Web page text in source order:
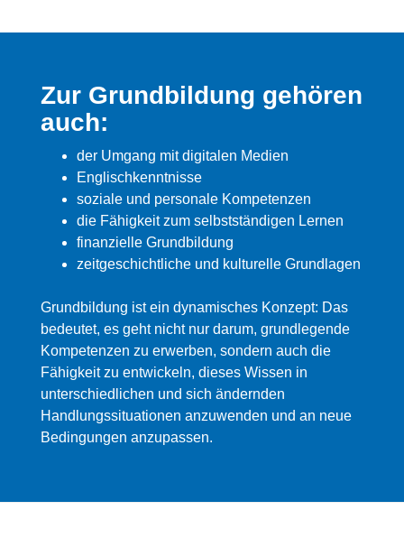
Zur Grundbildung gehören
auch:
der Umgang mit digitalen Medien
Englischkenntnisse
soziale und personale Kompetenzen
die Fähigkeit zum selbstständigen Lernen
finanzielle Grundbildung
zeitgeschichtliche und kulturelle Grundlagen
Grundbildung ist ein dynamisches Konzept: Das
bedeutet, es geht nicht nur darum, grundlegende
Kompetenzen zu erwerben, sondern auch die
Fähigkeit zu entwickeln, dieses Wissen in
unterschiedlichen und sich ändernden
Handlungssituationen anzuwenden und an neue
Bedingungen anzupassen.